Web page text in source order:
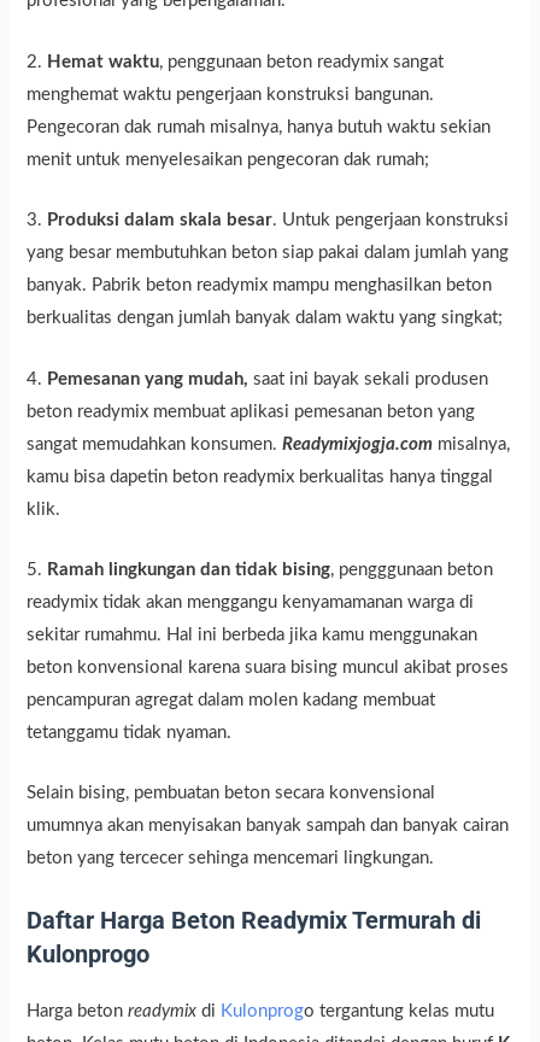
2. Hemat waktu, penggunaan beton readymix sangat
menghemat waktu pengerjaan konstruksi bangunan.
Pengecoran dak rumah misalnya, hanya butuh waktu sekian
menit untuk menyelesaikan pengecoran dak rumah;
3. Produksi dalam skala besar. Untuk pengerjaan konstruksi
yang besar membutuhkan beton siap pakai dalam jumlah yang
banyak. Pabrik beton readymix mampu menghasilkan beton
berkualitas dengan jumlah banyak dalam waktu yang singkat;
4. Pemesanan yang mudah, saat ini bayak sekali produsen
beton readymix membuat aplikasi pemesanan beton yang
sangat memudahkan konsumen.Readymixjogja.com misalnya,
kamu bisa dapetin beton readymix berkualitas hanya tinggal
klik.
5. Ramah lingkungan dan tidak bising, pengggunaan beton
readymix tidak akan menggangu kenyamamanan warga di
sekitar rumahmu. Hal ini berbeda jika kamu menggunakan
beton konvensional karena suara bising muncul akibat proses
pencampuran agregat dalam molen kadang membuat
tetanggamu tidak nyaman.
Selain bising, pembuatan beton secara konvensional
umumnya akan menyisakan banyak sampah dan banyak cairan
beton yang tercecer sehinga mencemari lingkungan.
Daftar Harga Beton Readymix Termurah di
Kulonprogo
Harga betonreadymix di Kulonprogo tergantung kelas mutu